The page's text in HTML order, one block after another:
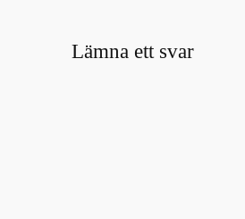
Lämna ett svar